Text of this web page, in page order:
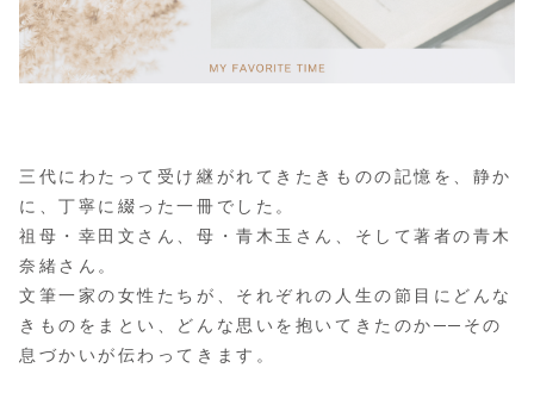
三代にわたって受け継がれてきたきものの記憶を、静か
に、丁寧に綴った一冊でした。
祖母・幸田文さん、母・青木玉さん、そして著者の青木
奈緒さん。
文筆一家の女性たちが、それぞれの人生の節目にどんな
きものをまとい、どんな思いを抱いてきたのか──その
息づかいが伝わってきます。